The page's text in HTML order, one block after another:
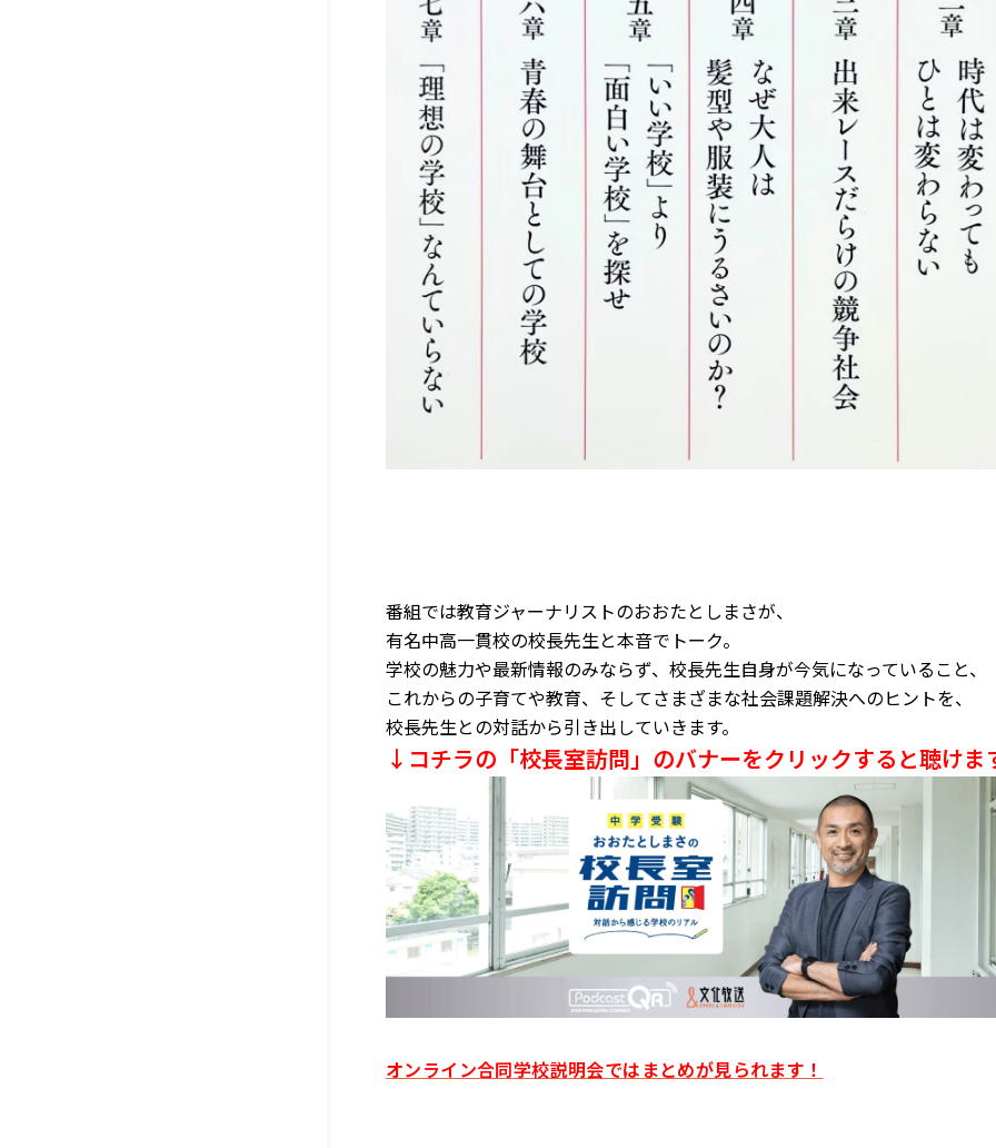
番組では教育ジャーナリストのおおたとしまさが、
有名中高一貫校の校長先生と本音でトーク。
学校の魅力や最新情報のみならず、校長先生自身が今気になっていること、
これからの子育てや教育、そしてさまざまな社会課題解決へのヒントを、
校長先生との対話から引き出していきます。
↓コチラの「校長室訪問」のバナーをクリックすると聴け
オンライン合同学校説明会ではまとめが見られます！